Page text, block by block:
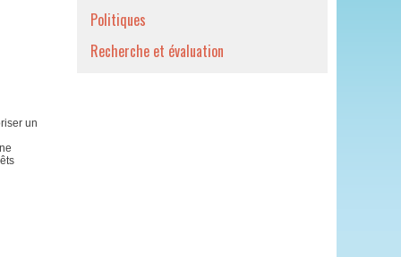
un
Politiques
Recherche et évaluation